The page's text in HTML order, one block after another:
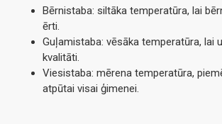
Bērnistaba: siltāka temperatūra, lai
ērti.
Guļamistaba: vēsāka temperatūra, lai
kvalitāti.
Viesistaba: mērena temperatūra,
atpūtai visai ģimenei.